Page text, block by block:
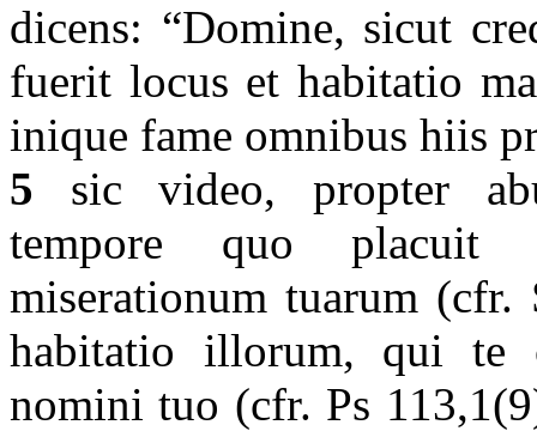
dicens: “Domine, sicut
fuerit locus et habitatio
inique fame omnibus hiis
5 sic video, propter
tempore quo placuit
miserationum tuarum
habitatio illorum, qui te
nomini tuo (cfr. Ps